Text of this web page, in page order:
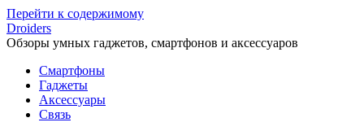
Перейти к содержимому
Droiders
Обзоры умных гаджетов, смартфонов и аксессуаров
Смартфоны
Гаджеты
Аксессуары
Связь